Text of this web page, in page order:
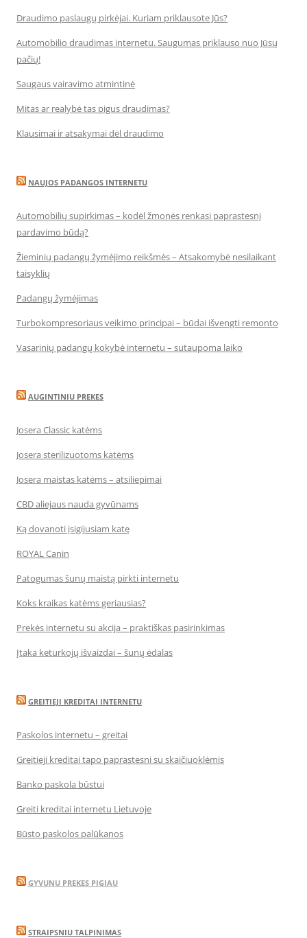
Draudimo paslaugų pirkėjai. Kuriam priklausote Jūs?
Automobilio draudimas internetu. Saugumas priklauso nuo Jūsų
pačių!
Saugaus vairavimo atmintinė
Mitas ar realybė tas pigus draudimas?
Klausimai ir atsakymai dėl draudimo
NAUJOS PADANGOS INTERNETU
Automobilių supirkimas – kodėl žmonės renkasi paprastesnį
pardavimo būdą?
Žieminių padangų žymėjimo reikšmės – Atsakomybė nesilaikant
taisyklių
Padangų žymėjimas
Turbokompresoriaus veikimo principai – būdai išvengti remonto
Vasarinių padangų kokybė internetu – sutaupoma laiko
AUGINTINIU PREKES
Josera Classic katėms
Josera sterilizuotoms katėms
Josera maistas katėms – atsiliepimai
CBD aliejaus nauda gyvūnams
Ką dovanoti įsigijusiam katę
ROYAL Canin
Patogumas šunų maistą pirkti internetu
Koks kraikas katėms geriausias?
Prekės internetu su akcija – praktiškas pasirinkimas
Įtaka keturkojų išvaizdai – šunų ėdalas
GREITIEJI KREDITAI INTERNETU
Paskolos internetu – greitai
Greitieji kreditai tapo paprastesni su skaičiuoklėmis
Banko paskola būstui
Greiti kreditai internetu Lietuvoje
Būsto paskolos palūkanos
GYVUNU PREKES PIGIAU
STRAIPSNIU TALPINIMAS